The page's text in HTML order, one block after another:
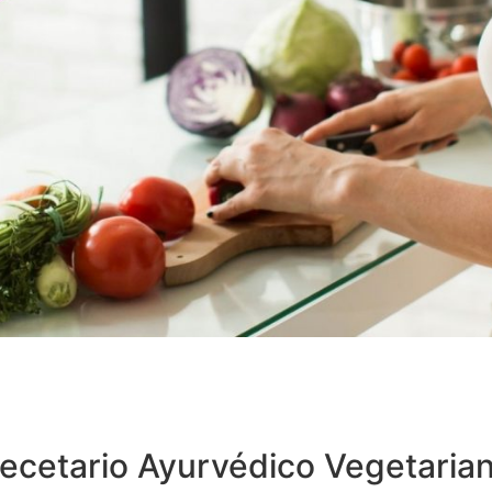
Ayurvédico